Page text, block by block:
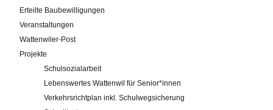
Verwaltung
Online-Service
Erteilte Baubewilligungen
Veranstaltungen
Wattenwiler-Post
Projekte
Schulsozialarbeit
Lebenswertes Wattenwil für Senior*innen
Verkehrsrichtplan inkl. Schulwegsicherung